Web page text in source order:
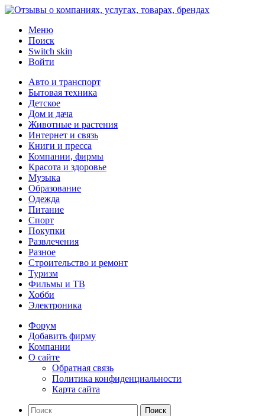
Меню
Поиск
Switch skin
Войти
Авто и транспорт
Бытовая техника
Детское
Дом и дача
Животные и растения
Интернет и связь
Книги и пресса
Компании, фирмы
Красота и здоровье
Музыка
Образование
Одежда
Питание
Спорт
Покупки
Развлечения
Разное
Строительство и ремонт
Туризм
Фильмы и ТВ
Хобби
Электроника
Форум
Добавить фирму
Компании
О сайте
Обратная связь
Политика конфиденциальности
Карта сайта
Поиск